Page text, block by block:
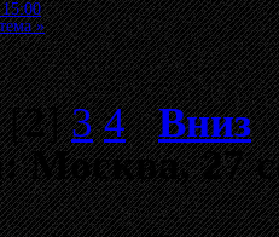
»
[2]3 4
Вниз
Москва, 27